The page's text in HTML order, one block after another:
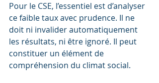
Pour le CSE, l’essentiel est d’analyser
ce faible taux avec prudence. Il ne
doit ni invalider automatiquement
les résultats, ni être ignoré. Il peut
constituer un élément de
compréhension du climat social.